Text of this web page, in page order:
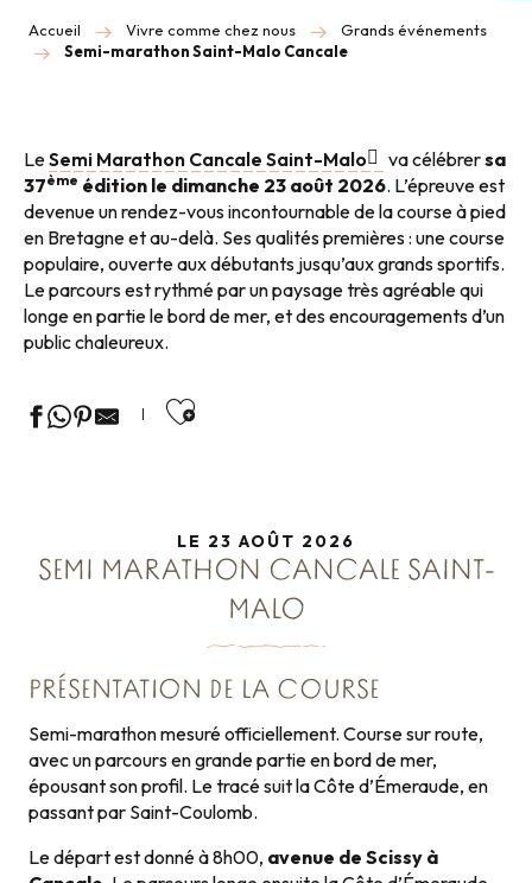
Accueil Vivre comme chez nous
Grands événements
Semi-marathon Saint-Malo Cancale
LeSemi Marathon Cancale Saint-Malo va célébrersa
37ème édition le dimanche 23 août 2026. L’épreuve est
devenue un rendez-vous incontournable de la course à pied
en Bretagne et au-delà. Ses qualités premières : une course
populaire, ouverte aux débutants jusqu’aux grands sportifs.
Le parcours est rythmé par un paysage très agréable qui
longe en partie le bord de mer, et des encouragements d’un
public chaleureux.
Ajouter aux favoris
LE 23 AOÛT 2026
SEMI MARATHON CANCALE SAINT-
MALO
PRÉSENTATION DE LA COURSE
Semi-marathon mesuré officiellement. Course sur route,
avec un parcours en grande partie en bord de mer,
épousant son profil. Le tracé suit la Côte d’Émeraude, en
passant par Saint-Coulomb.
Le départ est donné à 8h00, avenue de Scissy à